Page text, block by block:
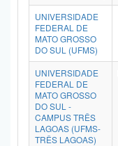
UNIVERSIDADE
FEDERAL DE
MATO GROSSO
DO SUL (UFMS)
UNIVERSIDADE
FEDERAL DE
MATO GROSSO
DO SUL -
CAMPUS TRÊS
LAGOAS (UFMS-
TRÊS LAGOAS)